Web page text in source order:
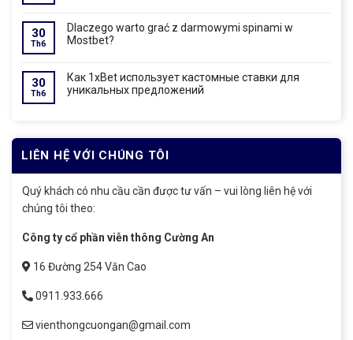
30
Th6
Dlaczego warto grać z darmowymi spinami w
Mostbet?
30
Th6
Как 1xBet использует кастомные ставки для
уникальных предложений
LIÊN HỆ VỚI CHÚNG TÔI
Quý khách có nhu cầu cần được tư vấn – vui lòng liên hệ với
chúng tôi theo:
Công ty cổ phần viễn thông Cường An
16 Đường 254 Văn Cao
0911.933.666
vienthongcuongan@gmail.com